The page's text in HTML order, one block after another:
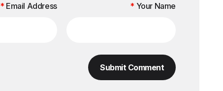
Your Name
*
Email Address
*
Submit Comment